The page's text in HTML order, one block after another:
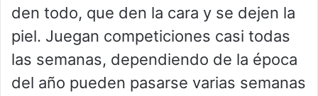
den todo, que den la cara y se dejen la
piel. Juegan competiciones casi todas
las semanas, dependiendo de la época
del año pueden pasarse varias semanas